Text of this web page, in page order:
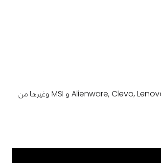
طبعا هذه المعالجات الرسومية الموجهة للموبايل سوف تجدها ضمن اجهزة المحمول من شركات كثيره منها: Alienware, Clevo, Lenovo و MSI وغيرها من